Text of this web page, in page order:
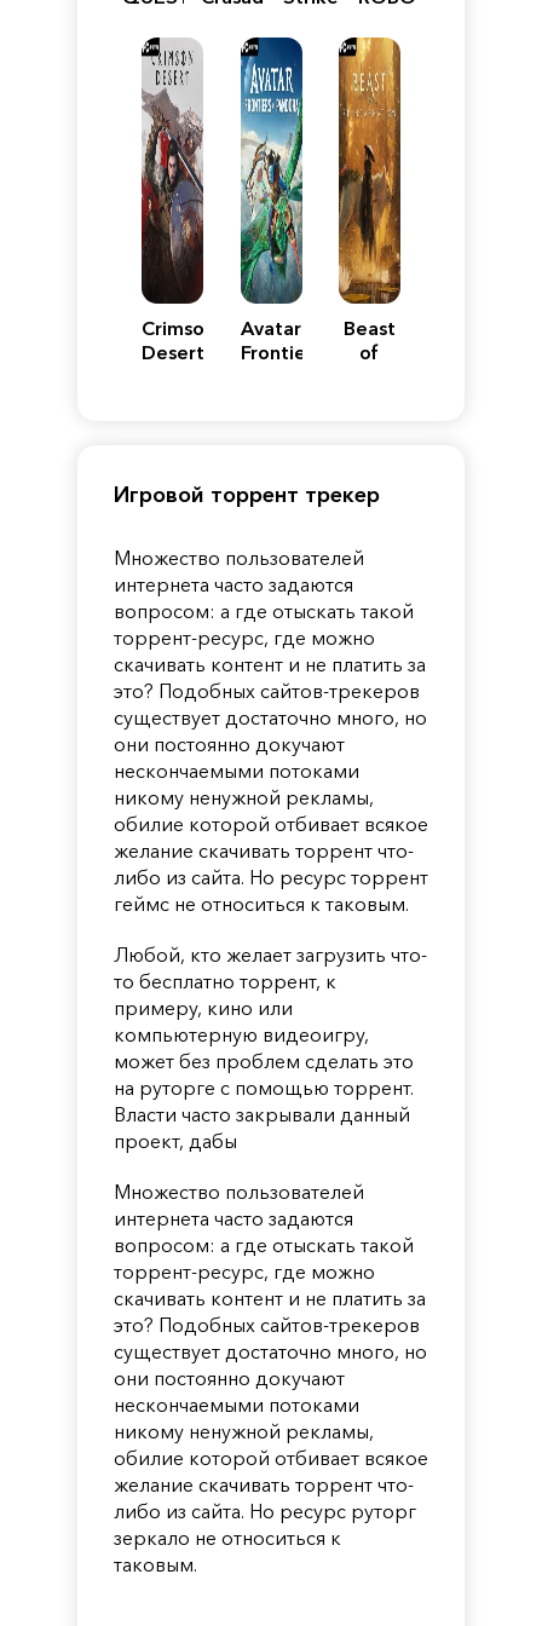
ReimaginedEdition
Y
Crimson
Desert
Avatar:
Frontiers
Beast
of
Игровой торрент трекер
Множество пользователей
интернета часто задаются
вопросом: а где отыскать такой
торрент-ресурс, где можно
скачивать контент и не платить за
это? Подобных сайтов-трекеров
существует достаточно много, но
они постоянно докучают
нескончаемыми потоками
никому ненужной рекламы,
обилие которой отбивает всякое
желание скачивать торрент что-
либо из сайта. Но ресурс торрент
геймс не относиться к таковым.
Любой, кто желает загрузить что-
то бесплатно торрент, к
примеру, кино или
компьютерную видеоигру,
может без проблем сделать это
на руторге с помощью торрент.
Власти часто закрывали данный
проект, дабы
Множество пользователей
интернета часто задаются
вопросом: а где отыскать такой
торрент-ресурс, где можно
скачивать контент и не платить за
это? Подобных сайтов-трекеров
существует достаточно много, но
они постоянно докучают
нескончаемыми потоками
никому ненужной рекламы,
обилие которой отбивает всякое
желание скачивать торрент что-
либо из сайта. Но ресурс руторг
зеркало не относиться к
таковым.